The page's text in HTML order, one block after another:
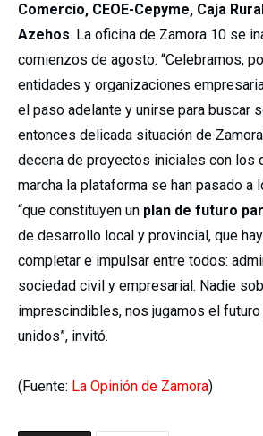
Comercio, CEOE-Cepyme, Caja
Azehos. La oficina de Zamora 10 se
comienzos de agosto. “Celebramos,
entidades y organizaciones
el paso adelante y unirse para buscar
entonces delicada situación de
decena de proyectos iniciales con los
marcha la plataforma se han pasado a
“que constituyen un plan de futuro
de desarrollo local y provincial, que
completar e impulsar entre todos:
sociedad civil y empresarial. Nadie
imprescindibles, nos jugamos el
unidos”, invitó.
(Fuente: La Opinión de Zamora)